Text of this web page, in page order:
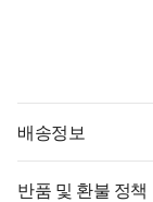
배송정보
반품 및 환불 정책